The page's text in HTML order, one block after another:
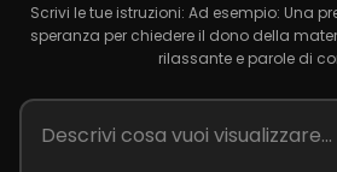
Scrivi le tue istruzioni: Ad esempio: Una
speranza per chiedere il dono della
rilassante e parole di